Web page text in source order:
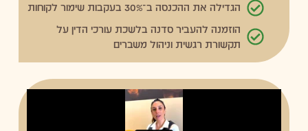
הגדילה את ההכנסה ב־30% בעקבות שימור לקוחות
הוזמנה להעביר סדנה בלשכת עורכי הדין על
תקשורת רגשית וניהול משברים